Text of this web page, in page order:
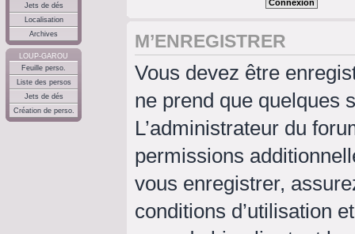
Jets de dés
Localisation
Archives
LOUP-GAROU
Feuille perso.
Liste des persos
Jets de dés
Création de perso.
M’ENREGISTRER
Vous devez être
ne prend que quelques
L’administrateur du
permissions
vous enregistrer,
conditions d’utilisation